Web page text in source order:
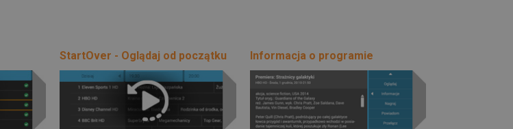
StartOver - Oglądaj od początku Informacja o programie